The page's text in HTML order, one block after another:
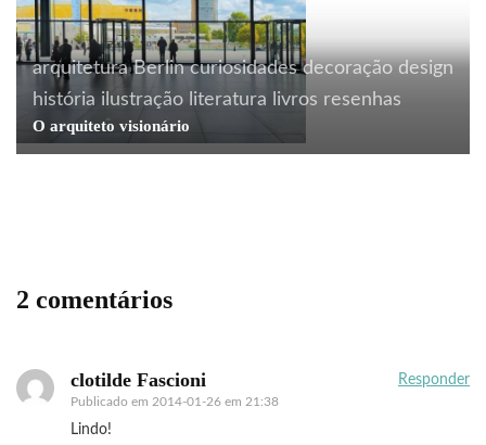
arquitetura Berlin curiosidades decoração design
história ilustração literatura livros resenhas
O arquiteto visionário
comportamento consumo design inovação
marketing moda
Em busca do cool
2 comentários
clotilde Fascioni
Publicado em 2014-01-26 em 21:38
Responder
Lindo!